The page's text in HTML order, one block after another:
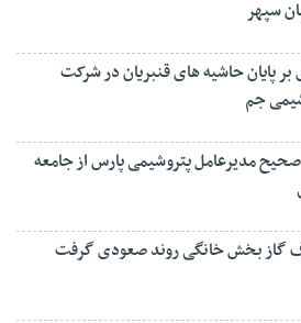
سپهر
بر پایان حاشیه های قنبریان در شرکت
جم
مدیرعامل پتروشیمی پارس از جامعه
گاز بخش خانگی روند صعودی گرفت